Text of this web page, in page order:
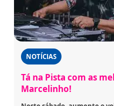
NOTÍCIAS
Tá na Pista com as
Marcelinho!